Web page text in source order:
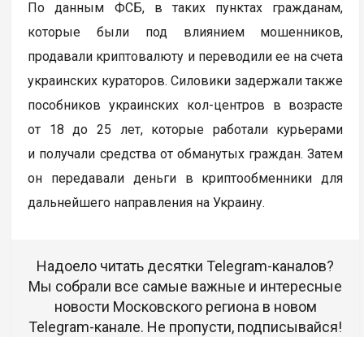
По данным ФСБ, в таких пунктах гражданам,
которые были под влиянием мошенников,
продавали криптовалюту и переводили ее на счета
украинских кураторов. Силовики задержали также
пособников украинских кол-центров в возрасте
от 18 до 25 лет, которые работали курьерами
и получали средства от обманутых граждан. Затем
он передавали деньги в криптообменники для
дальнейшего направления на Украину.
Надоело читать десятки Telegram-каналов?
Мы собрали все самые важные и интересные
новости Московского региона в новом
Telegram-канале. Не пропусти, подписывайся!